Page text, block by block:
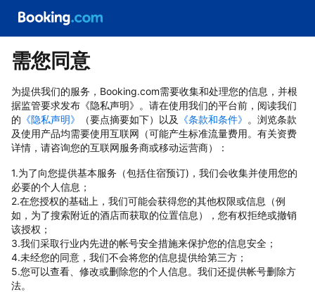
需您同意
为提供我们的服务，Booking.com需要收集和处理您的信息，并根
据监管要求发布《隐私声明》。请在使用我们的平台前，阅读我们
的 《隐私声明》 （要点摘要如下）以及 《条款和条件》 。浏览条款
及使用产品均需要使用互联网（可能产生标准流量费用。有关资费
详情，请咨询您的互联网服务商或移动运营商）：
1.为了向您提供基本服务（包括住宿预订)，我们会收集并使用您的
必要的个人信息；
2.在您授权的基础上，我们可能会获得您的其他权限或信息（例
如，为了搜索附近的酒店而获取的位置信息），您有权拒绝或撤销
该授权；
3.我们采取行业内先进的帐号安全措施来保护您的信息安全；
4.未经您的同意，我们不会将您的信息提供给第三方；
5.您可以查看、修改或删除您的个人信息。我们还提供帐号删除方
法。